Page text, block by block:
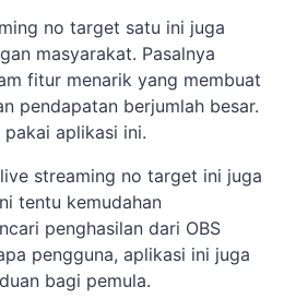
no target satu ini juga
masyarakat. Pasalnya
fitur menarik yang membuat
pendapatan berjumlah besar.
aplikasi ini.
streaming no target ini juga
tentu kemudahan
penghasilan dari OBS
pengguna, aplikasi ini juga
bagi pemula.